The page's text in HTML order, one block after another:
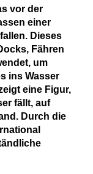
vor der
einer
Dieses
Fähren
um
ins Wasser
eine Figur,
fällt, auf
Durch die